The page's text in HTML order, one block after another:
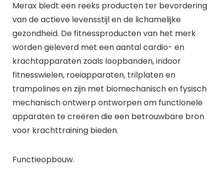
Merax biedt een reeks producten ter bevordering
van de actieve levensstijl en de lichamelijke
gezondheid. De fitnessproducten van het merk
worden geleverd met een aantal cardio- en
krachtapparaten zoals loopbanden, indoor
fitnesswielen, roeiapparaten, trilplaten en
trampolines en zijn met biomechanisch en fysisch
mechanisch ontwerp ontworpen om functionele
apparaten te creëren die een betrouwbare bron
voor krachttraining bieden.
Functieopbouw.